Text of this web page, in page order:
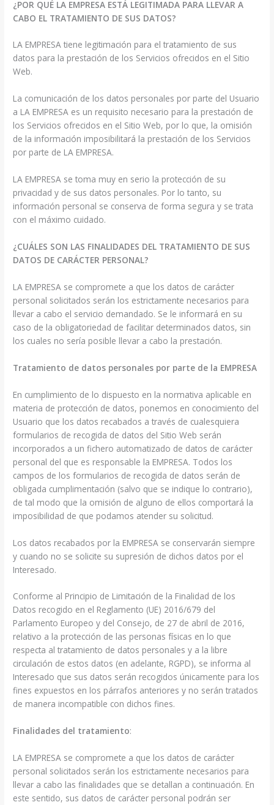
¿POR QUÉ LA EMPRESA ESTÁ LEGITIMADA PARA LLEVAR A
CABO EL TRATAMIENTO DE SUS DATOS?
LA EMPRESA tiene legitimación para el tratamiento de sus
datos para la prestación de los Servicios ofrecidos en el Sitio
Web.
La comunicación de los datos personales por parte del Usuario
a LA EMPRESA es un requisito necesario para la prestación de
los Servicios ofrecidos en el Sitio Web, por lo que, la omisión
de la información imposibilitará la prestación de los Servicios
por parte de LA EMPRESA.
LA EMPRESA se toma muy en serio la protección de su
privacidad y de sus datos personales. Por lo tanto, su
información personal se conserva de forma segura y se trata
con el máximo cuidado.
¿CUÁLES SON LAS FINALIDADES DEL TRATAMIENTO DE SUS
DATOS DE CARÁCTER PERSONAL?
LA EMPRESA se compromete a que los datos de carácter
personal solicitados serán los estrictamente necesarios para
llevar a cabo el servicio demandado. Se le informará en su
caso de la obligatoriedad de facilitar determinados datos, sin
los cuales no sería posible llevar a cabo la prestación.
Tratamiento de datos personales por parte de la EMPRESA
En cumplimiento de lo dispuesto en la normativa aplicable en
materia de protección de datos, ponemos en conocimiento del
Usuario que los datos recabados a través de cualesquiera
formularios de recogida de datos del Sitio Web serán
incorporados a un fichero automatizado de datos de carácter
personal del que es responsable la EMPRESA. Todos los
campos de los formularios de recogida de datos serán de
obligada cumplimentación (salvo que se indique lo contrario),
de tal modo que la omisión de alguno de ellos comportará la
imposibilidad de que podamos atender su solicitud.
Los datos recabados por la EMPRESA se conservarán siempre
y cuando no se solicite su supresión de dichos datos por el
Interesado.
Conforme al Principio de Limitación de la Finalidad de los
Datos recogido en el Reglamento (UE) 2016/679 del
Parlamento Europeo y del Consejo, de 27 de abril de 2016,
relativo a la protección de las personas físicas en lo que
respecta al tratamiento de datos personales y a la libre
circulación de estos datos (en adelante, RGPD), se informa al
Interesado que sus datos serán recogidos únicamente para los
fines expuestos en los párrafos anteriores y no serán tratados
de manera incompatible con dichos fines.
Finalidades del tratamiento:
LA EMPRESA se compromete a que los datos de carácter
personal solicitados serán los estrictamente necesarios para
llevar a cabo las finalidades que se detallan a continuación. En
este sentido, sus datos de carácter personal podrán ser